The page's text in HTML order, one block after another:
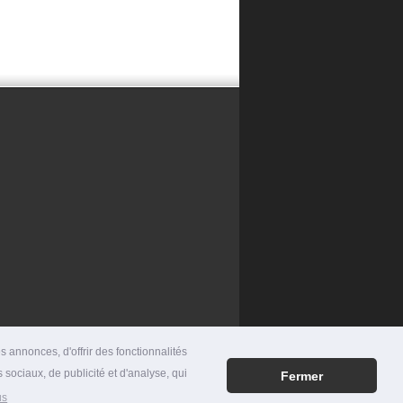
annonces, d'offrir des fonctionnalités
de publicité et d'analyse, qui
Fermer